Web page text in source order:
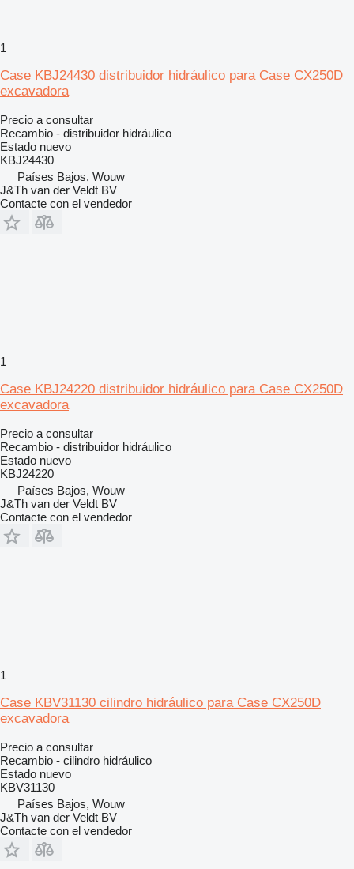
1
Case KBJ24430 distribuidor hidráulico para Case CX250D
excavadora
Precio a consultar
Recambio - distribuidor hidráulico
Estado nuevo
KBJ24430
Países Bajos, Wouw
J&Th van der Veldt BV
Contacte con el vendedor
1
Case KBJ24220 distribuidor hidráulico para Case CX250D
excavadora
Precio a consultar
Recambio - distribuidor hidráulico
Estado nuevo
KBJ24220
Países Bajos, Wouw
J&Th van der Veldt BV
Contacte con el vendedor
1
Case KBV31130 cilindro hidráulico para Case CX250D
excavadora
Precio a consultar
Recambio - cilindro hidráulico
Estado nuevo
KBV31130
Países Bajos, Wouw
J&Th van der Veldt BV
Contacte con el vendedor